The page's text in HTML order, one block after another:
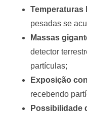
Temperaturas
pesadas se
Massas
detector
partículas;
Exposição
recebendo
Possibilidade